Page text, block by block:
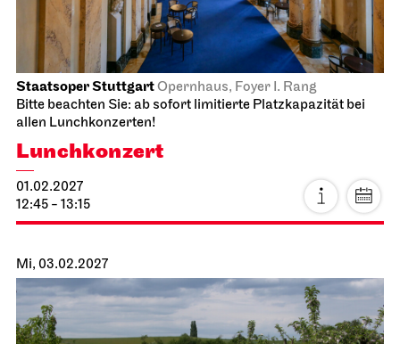
Staatsoper StuttgartOpernhaus, Foyer I. Rang
Bitte beachten Sie: ab sofort limitierte Platzkapazität bei
allen Lunchkonzerten!
Lunchkonzert
01.02.2027
12:45 - 13:15
Mi, 03.02.2027